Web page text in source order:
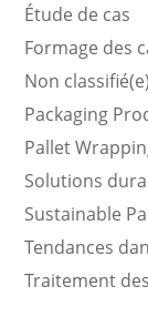
Étude de cas
Formage des
Non classifié(e)
Packaging
Pallet
Solutions
Sustainable
Tendances
Traitement